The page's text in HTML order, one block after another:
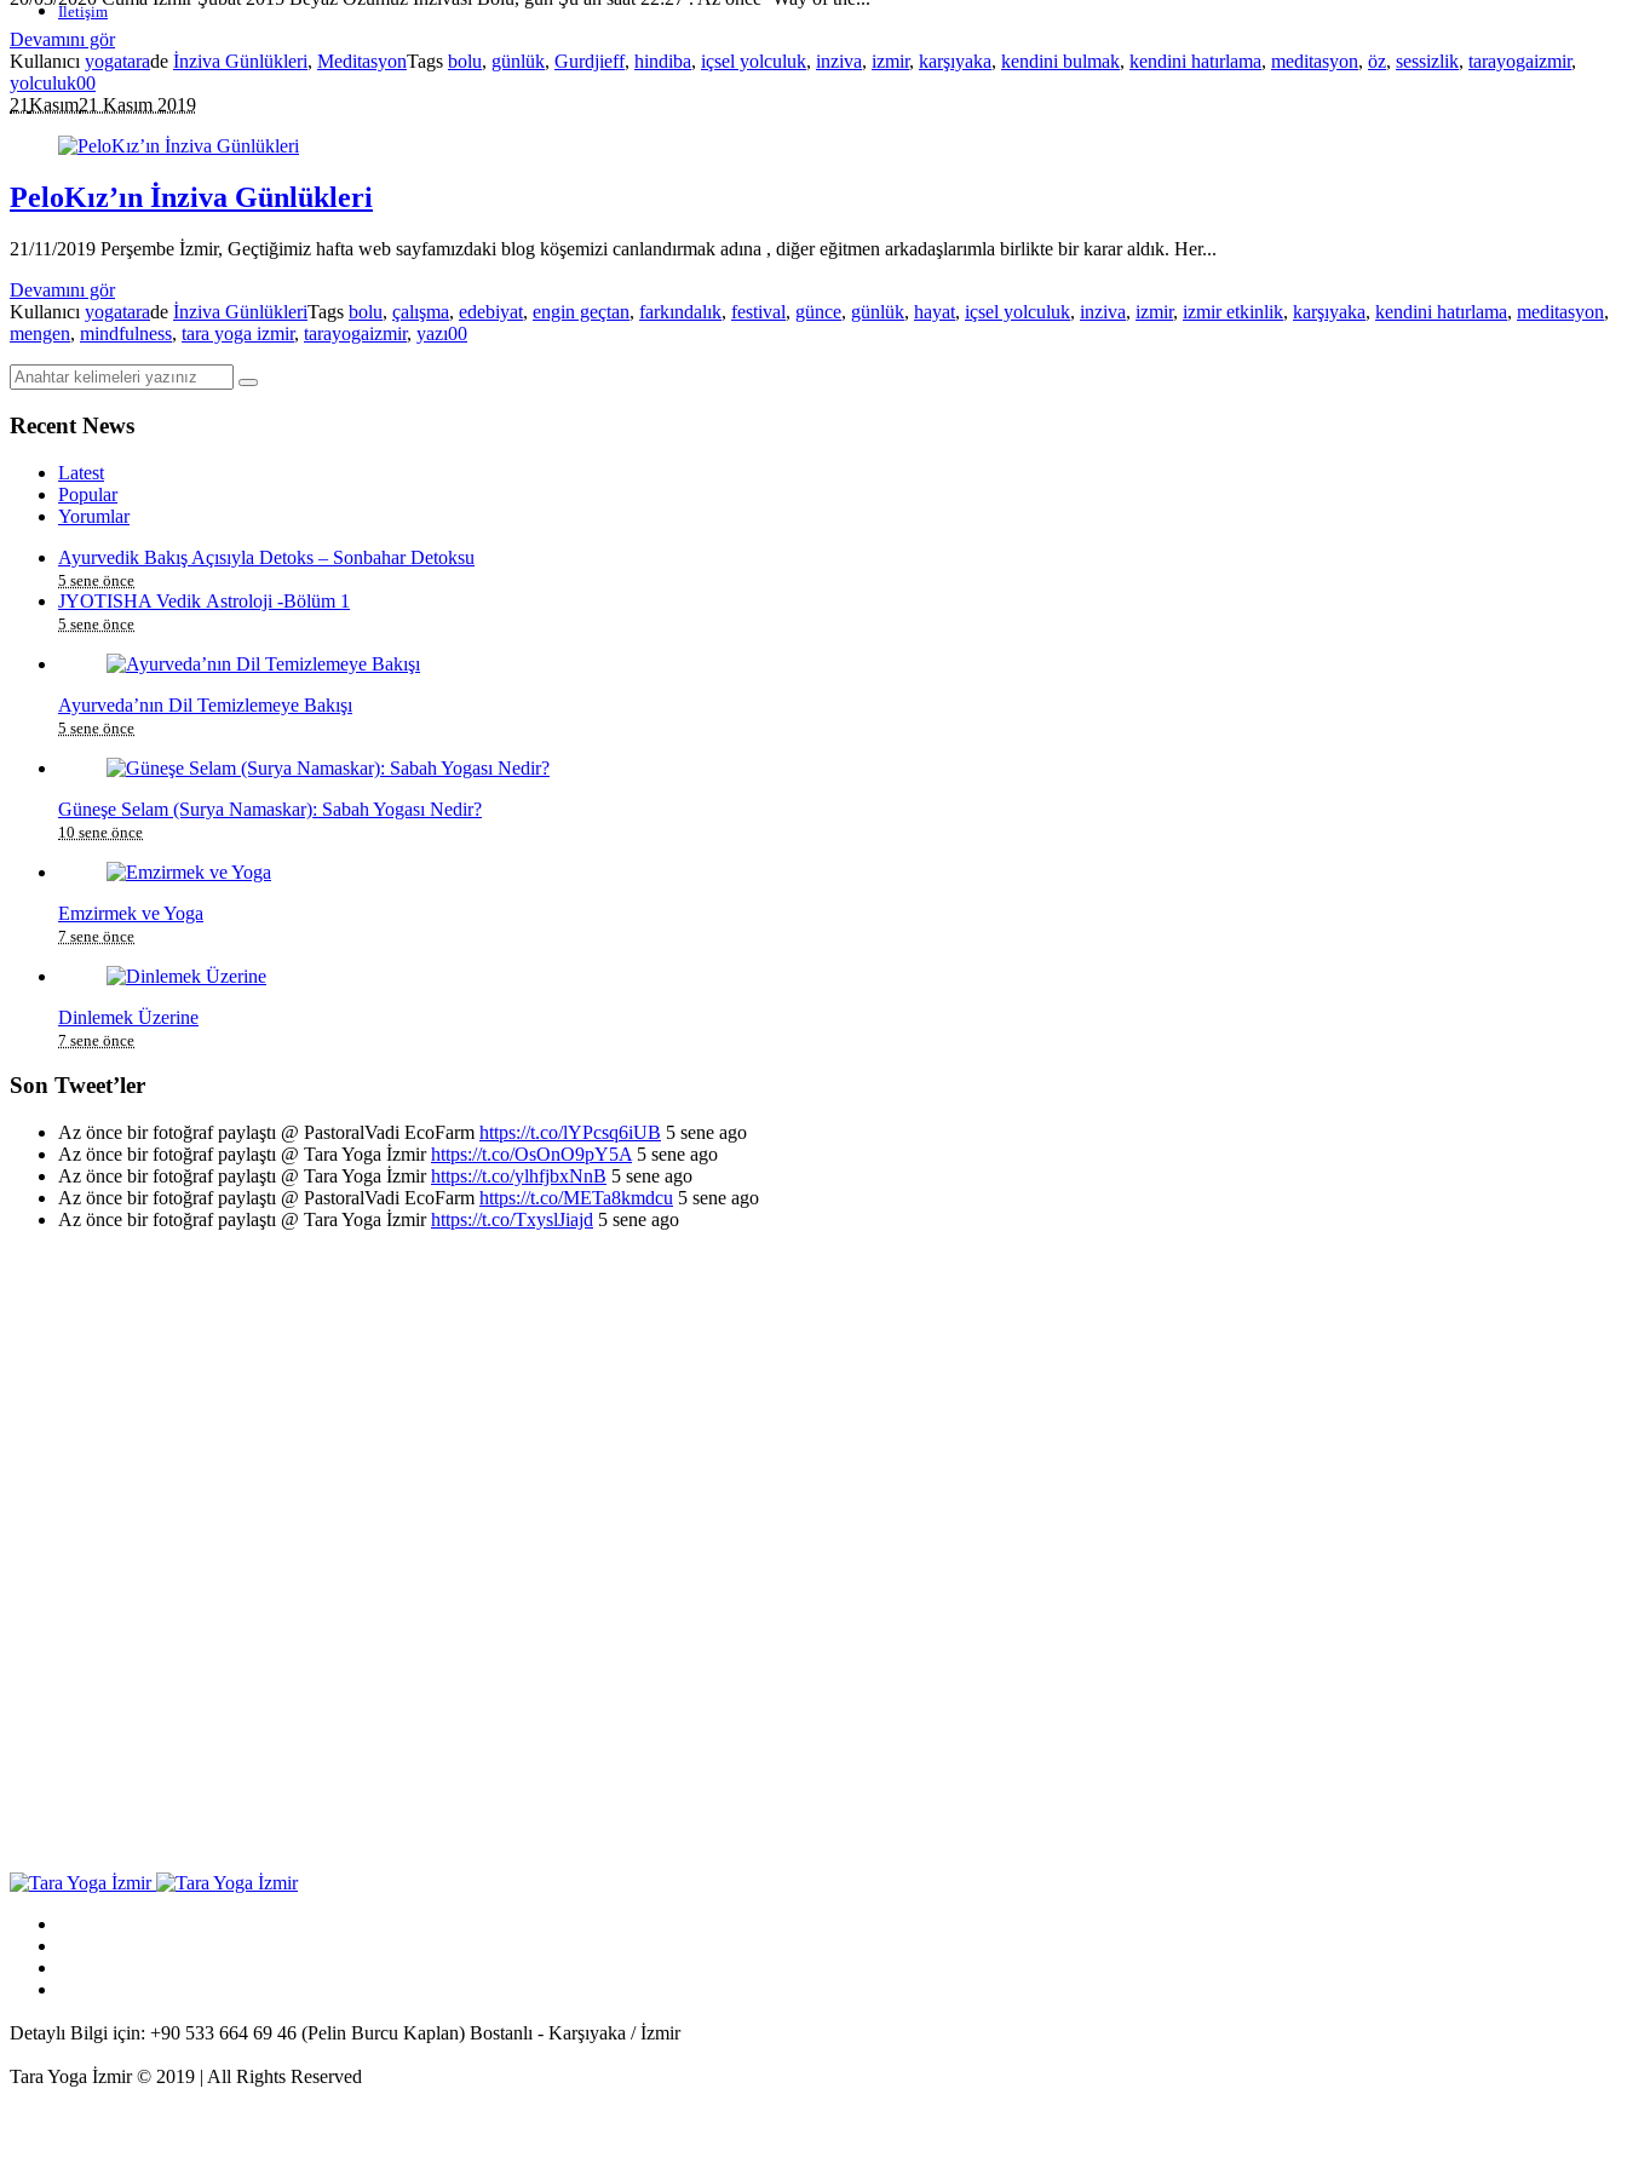
İletişim
Devamını gör
Kullanıcı yogatarade İnziva Günlükleri, MeditasyonTags bolu, günlük, Gurdjieff, hindiba, içsel yolculuk, inziva, izmir, karşıyaka, kendini bulmak, kendini hatırlama, meditasyon, öz, sessizlik, tarayogaizmir,
yolculuk00
21Kasım21 Kasım 2019
PeloKız’ın İnziva Günlükleri
21/11/2019 Perşembe İzmir, Geçtiğimiz hafta web sayfamızdaki blog köşemizi canlandırmak adına , diğer eğitmen arkadaşlarımla birlikte bir karar aldık. Her...
Devamını gör
Kullanıcı yogatarade İnziva GünlükleriTags bolu, çalışma, edebiyat, engin geçtan, farkındalık, festival, günce, günlük, hayat, içsel yolculuk, inziva, izmir, izmir etkinlik, karşıyaka, kendini hatırlama, meditasyon,
mengen, mindfulness, tara yoga izmir, tarayogaizmir, yazı00
Recent News
Latest
Popular
Yorumlar
Ayurvedik Bakış Açısıyla Detoks – Sonbahar Detoksu
5 sene önce
JYOTISHA Vedik Astroloji -Bölüm 1
5 sene önce
Ayurveda’nın Dil Temizlemeye Bakışı
5 sene önce
Güneşe Selam (Surya Namaskar): Sabah Yogası Nedir?
10 sene önce
Emzirmek ve Yoga
7 sene önce
Dinlemek Üzerine
7 sene önce
Son Tweet’ler
Az önce bir fotoğraf paylaştı @ PastoralVadi EcoFarm https://t.co/lYPcsq6iUB 5 sene ago
Az önce bir fotoğraf paylaştı @ Tara Yoga İzmirhttps://t.co/OsOnO9pY5A 5 sene ago
Az önce bir fotoğraf paylaştı @ Tara Yoga İzmirhttps://t.co/ylhfjbxNnB 5 sene ago
Az önce bir fotoğraf paylaştı @ PastoralVadi EcoFarm https://t.co/METa8kmdcu 5 sene ago
Az önce bir fotoğraf paylaştı @ Tara Yoga İzmirhttps://t.co/TxyslJiajd 5 sene ago
Detaylı Bilgi için: +90 533 664 69 46 (Pelin Burcu Kaplan) Bostanlı - Karşıyaka / İzmir
Tara Yoga İzmir © 2019 | All Rights Reserved